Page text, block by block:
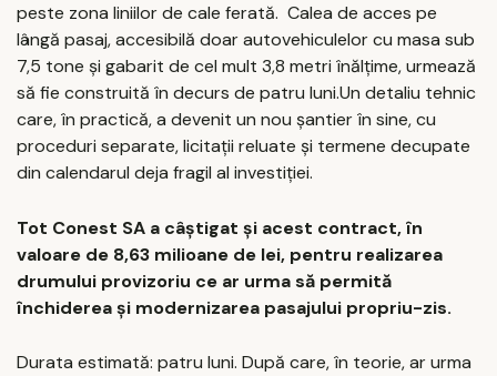
peste zona liniilor de cale ferată. Calea de acces pe
lângă pasaj, accesibilă doar autovehiculelor cu masa sub
7,5 tone și gabarit de cel mult 3,8 metri înălțime, urmează
să fie construită în decurs de patru luni.Un detaliu tehnic
care, în practică, a devenit un nou șantier în sine, cu
proceduri separate, licitații reluate și termene decupate
din calendarul deja fragil al investiției.
Tot Conest SA a câștigat și acest contract, în
valoare de 8,63 milioane de lei, pentru realizarea
drumului provizoriu ce ar urma să permită
închiderea și modernizarea pasajului propriu-zis.
Durata estimată: patru luni. După care, în teorie, ar urma